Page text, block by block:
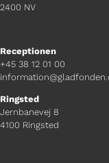
2400 NV
Receptionen
+45 38 12 01 00
Ringsted
Jernbanevej 8
4100 Ringsted